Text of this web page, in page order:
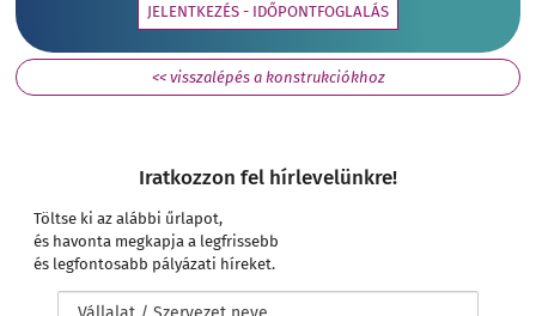
JELENTKEZÉS - IDŐPONTFOGLALÁS
<< visszalépés a konstrukciókhoz
Iratkozzon fel hírlevelünkre!
Töltse ki az alábbi űrlapot,
és havonta megkapja a legfrissebb
és legfontosabb pályázati híreket.